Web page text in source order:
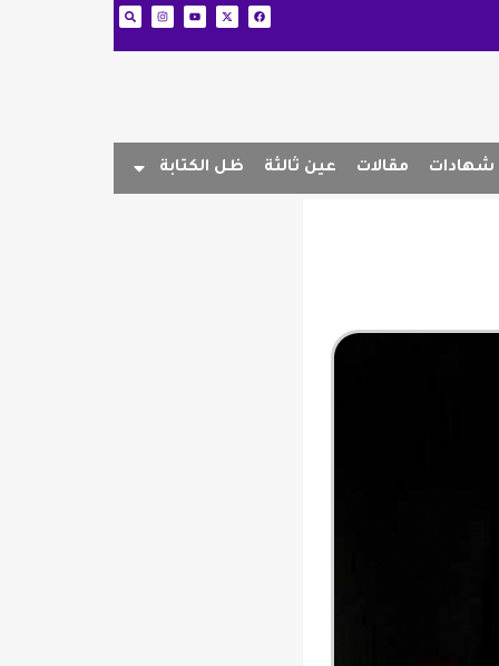
شهادات مقالات عين ثالثة ظل الكتابة